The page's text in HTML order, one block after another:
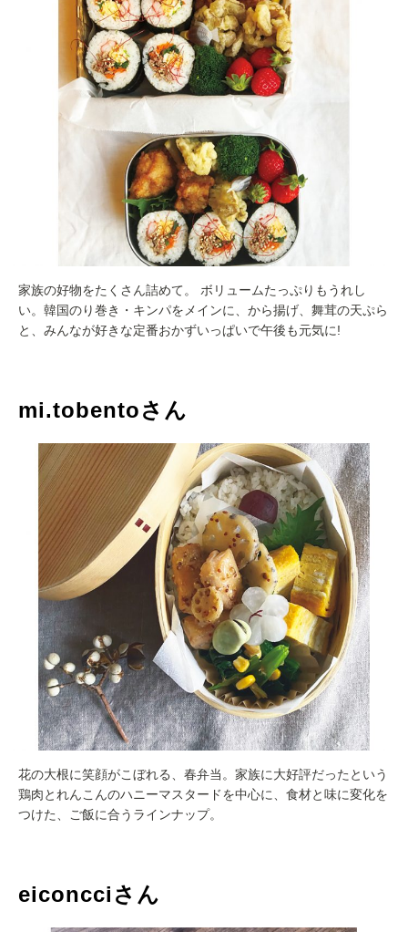
家族の好物をたくさん詰めて。 ボリュームたっぷりもうれし
い。韓国のり巻き・キンパをメインに、から揚げ、舞茸の天ぷら
と、みんなが好きな定番おかずいっぱいで午後も元気に!
mi.tobentoさん
花の大根に笑顔がこぼれる、春弁当。家族に大好評だったという
鶏肉とれんこんのハニーマスタードを中心に、食材と味に変化を
つけた、ご飯に合うラインナップ。
eiconcciさん